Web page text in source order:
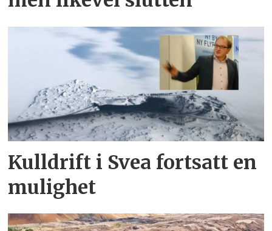
Kulldrift i Svea fortsatt en
mulighet